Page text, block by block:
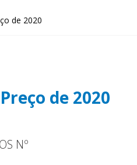
de 2020
de 2020
Nº